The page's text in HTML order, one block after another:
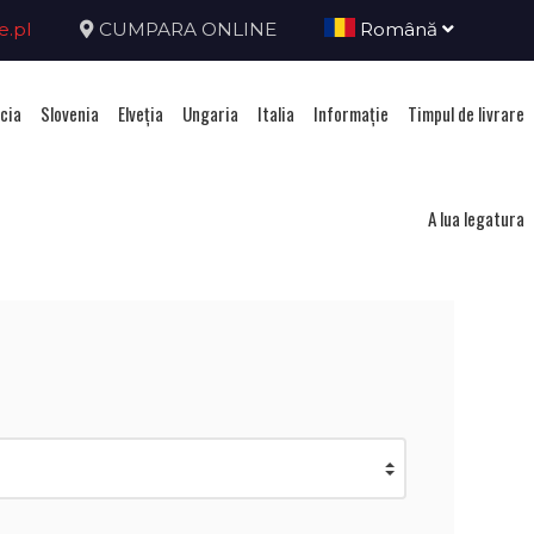
CUMPARA ONLINE Română
Slovenia Elveţia Ungaria Italia Informație Timpul de livrare
A lua legatura